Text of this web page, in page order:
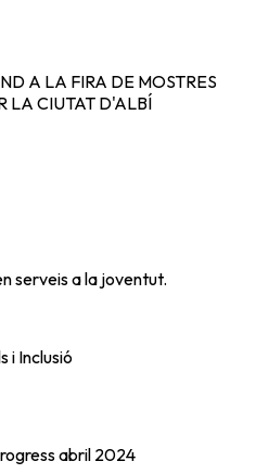
A LA FIRA DE MOSTRES
LA CIUTAT D'ALBÍ
serveis a la joventut.
i Inclusió
abril 2024